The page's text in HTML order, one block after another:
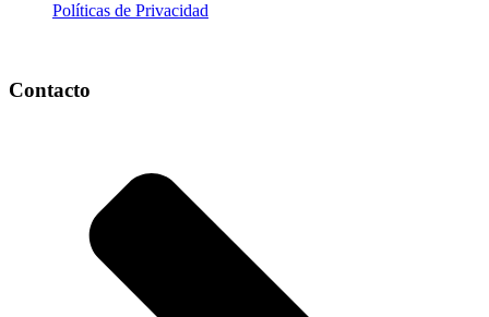
Políticas de Privacidad
Contacto